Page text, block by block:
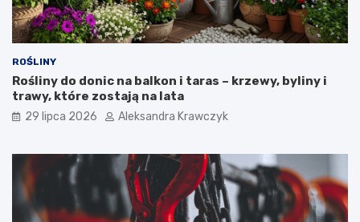
ROŚLINY
Rośliny do donic na balkon i taras – krzewy, byliny i
trawy, które zostają na lata
29 lipca 2026 Aleksandra Krawczyk